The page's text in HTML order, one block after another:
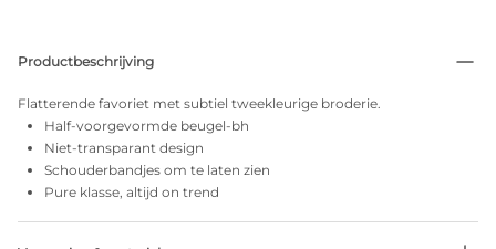
Productbeschrijving
Flatterende favoriet met subtiel tweekleurige broderie.
Half-voorgevormde beugel-bh
Niet-transparant design
Schouderbandjes om te laten zien
Pure klasse, altijd on trend